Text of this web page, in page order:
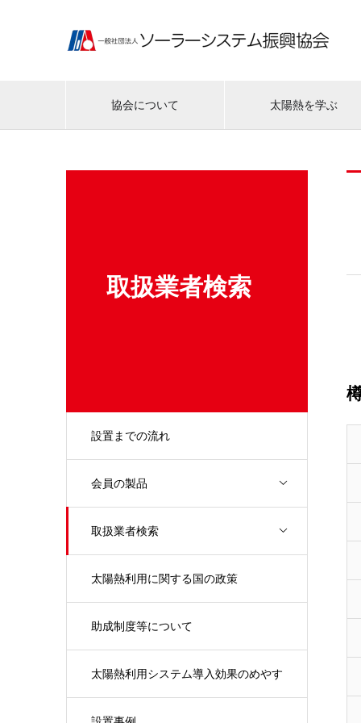
協会について 太陽熱を学ぶ
取扱業者検索
設置までの流れ
会員の製品
取扱業者検索
太陽熱利用に関する国の政策
助成制度等について
太陽熱利用システム導入効果のめやす